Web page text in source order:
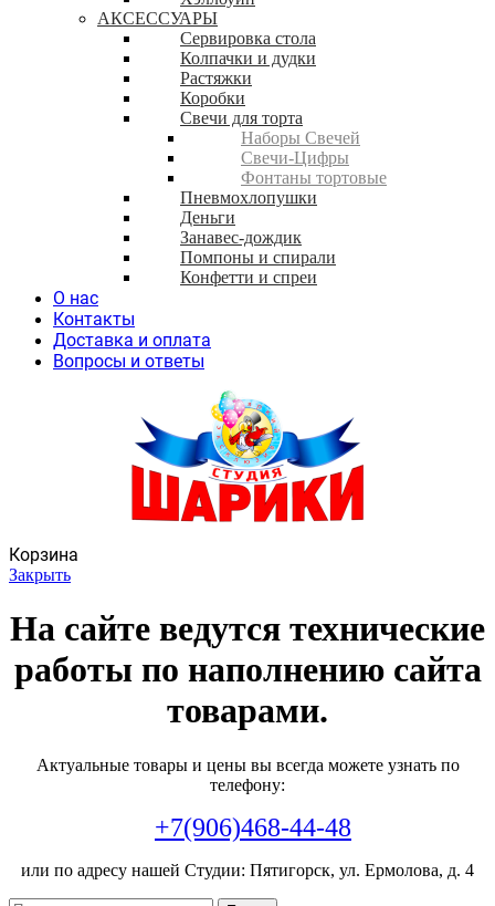
АКСЕССУАРЫ
Сервировка стола
Колпачки и дудки
Растяжки
Коробки
Свечи для торта
Наборы Свечей
Свечи-Цифры
Фонтаны тортовые
Пневмохлопушки
Деньги
Занавес-дождик
Помпоны и спирали
Конфетти и спреи
О нас
Контакты
Доставка и оплата
Вопросы и ответы
Корзина
Закрыть
На сайте ведутся технические
работы по наполнению сайта
товарами.
Актуальные товары и цены вы всегда можете узнать по
телефону:
+7(906)468-44-48
или по адресу нашей Студии: Пятигорск, ул. Ермолова, д. 4